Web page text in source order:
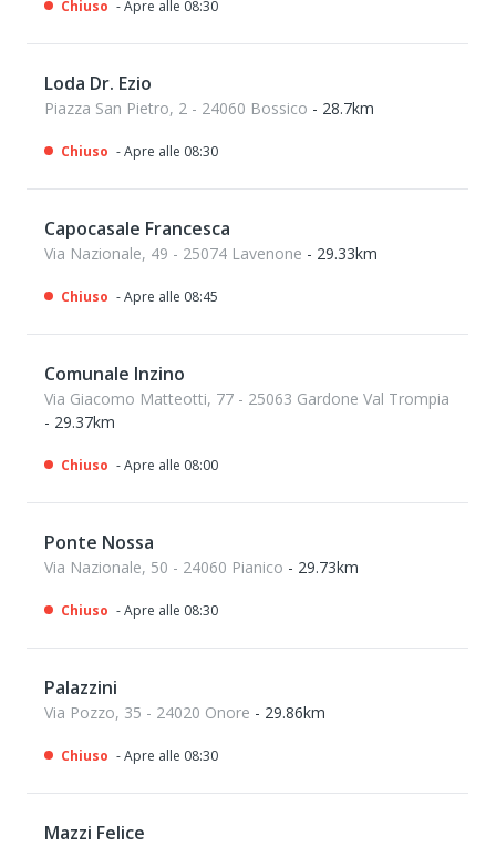
Chiuso - Apre alle 08:30
Loda Dr. Ezio
Piazza San Pietro, 2 - 24060 Bossico - 28.7km
Chiuso - Apre alle 08:30
Capocasale Francesca
Via Nazionale, 49 - 25074 Lavenone - 29.33km
Chiuso - Apre alle 08:45
Comunale Inzino
Via Giacomo Matteotti, 77 - 25063 Gardone Val Trompia
- 29.37km
Chiuso - Apre alle 08:00
Ponte Nossa
Via Nazionale, 50 - 24060 Pianico - 29.73km
Chiuso - Apre alle 08:30
Palazzini
Via Pozzo, 35 - 24020 Onore - 29.86km
Chiuso - Apre alle 08:30
Mazzi Felice